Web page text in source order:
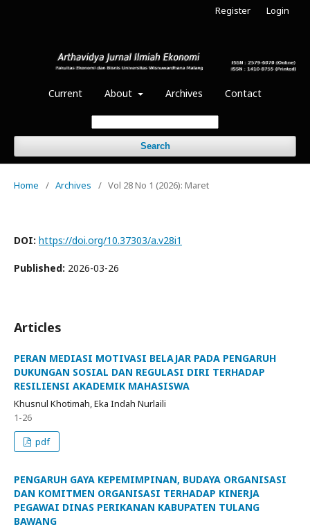
Current About Archives Contact
Search
Register Login
Home / Archives / Vol 28 No 1 (2026): Maret
DOI: https://doi.org/10.37303/a.v28i1
Published: 2026-03-26
Articles
PERAN MEDIASI MOTIVASI BELAJAR PADA PENGARUH
DUKUNGAN SOSIAL DAN REGULASI DIRI TERHADAP
RESILIENSI AKADEMIK MAHASISWA
Khusnul Khotimah, Eka Indah Nurlaili
1-26
pdf
PENGARUH GAYA KEPEMIMPINAN, BUDAYA ORGANISASI
DAN KOMITMEN ORGANISASI TERHADAP KINERJA
PEGAWAI DINAS PERIKANAN KABUPATEN TULANG
BAWANG